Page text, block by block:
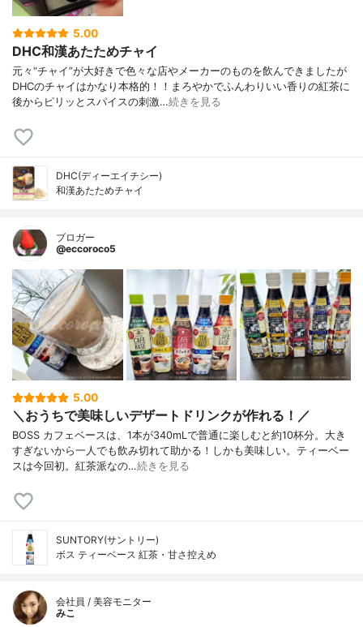
5.00
DHC和漢あたためチャイ
元々“チャイ”が大好きで色々な店やメーカーのものを飲んできましたが
DHCのチャイはかなり本格的！！まろやかでふんわりいい香りの紅茶に
後からピリッとスパイスの刺激…続きを見る
DHC(ディーエイチシー)
和漢あたためチャイ
ブロガー
@eccoroco5
5.00
＼おうちで美味しいデザートドリンクが作れる！／
BOSS カフェベースは、1本が340mLで普通に楽しむと約10杯分。大き
すぎないから一人でも飲み切れて助かる！しかも美味しい。ティーベー
スは今回初。紅茶派なの…続きを見る
SUNTORY(サントリー)
ボス ティーベース 紅茶・甘さ控えめ
会社員 / 美容モニター
みこ